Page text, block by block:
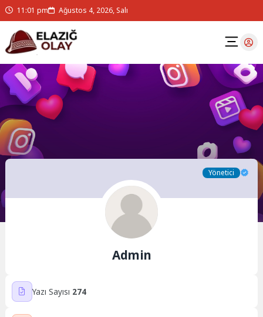
11:01 pm Ağustos 4, 2026, Salı
Yönetici
Admin
Yazı Sayısı 274